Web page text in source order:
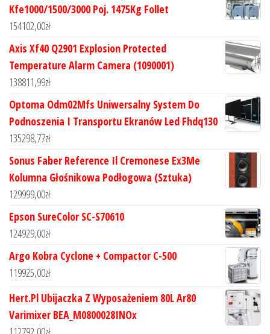
Kfe1000/1500/3000 Poj. 1475Kg Follet
154102,00zł
Axis Xf40 Q2901 Explosion Protected
Temperature Alarm Camera (1090001)
138811,99zł
Optoma Odm02Mfs Uniwersalny System Do
Podnoszenia I Transportu Ekranów Led Fhdq130
135298,77zł
Sonus Faber Reference Il Cremonese Ex3Me
Kolumna Głośnikowa Podłogowa (Sztuka)
129999,00zł
Epson SureColor SC-S70610
124929,00zł
Argo Kobra Cyclone + Compactor C-500
119925,00zł
Hert.Pl Ubijaczka Z Wyposażeniem 80L Ar80
Varimixer BEA_M0800028INOx